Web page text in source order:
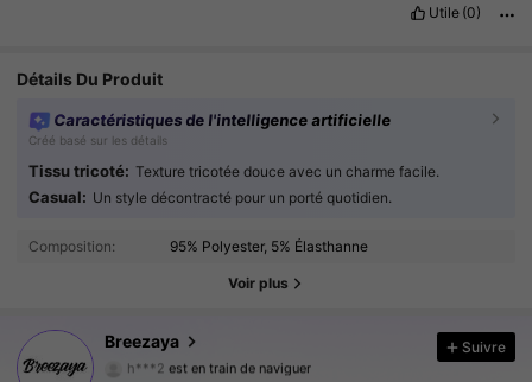
Utile (0)
Détails Du Produit
Caractéristiques de l'intelligence artificielle
Créé basé sur les détails
Tissu tricoté: Texture tricotée douce avec un charme facile.
Casual: Un style décontracté pour un porté quotidien.
Composition: 95% Polyester, 5% Élasthanne
Voir plus
Breezaya
4.86 619K Suiveurs
619K Suiveurs
h***2est en train de naviguer
4.86
619K Suiveurs
Suivre